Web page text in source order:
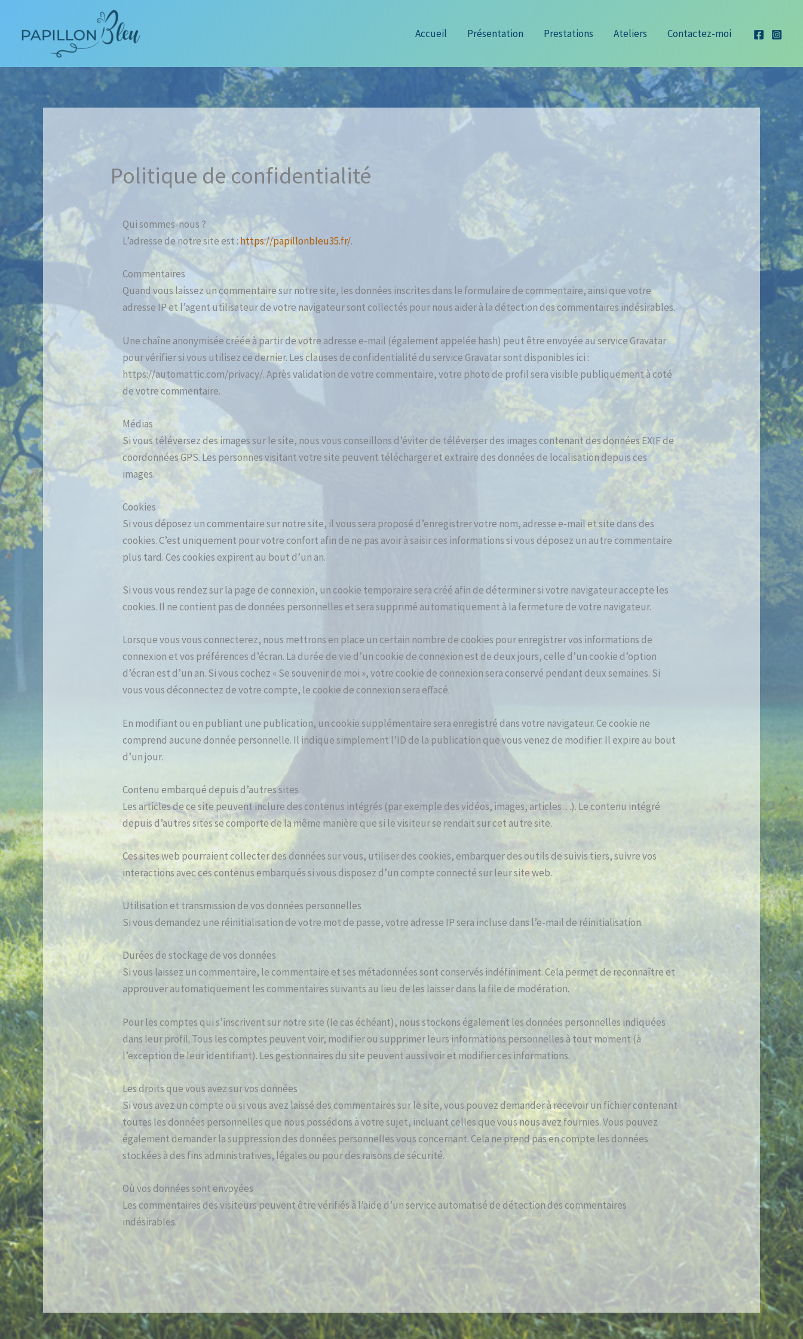
contenu
Accueil Présentation Prestations Ateliers Contactez-moi
Politique de confidentialité
Qui sommes-nous ?
L’adresse de notre site est :https://papillonbleu35.fr/.
Commentaires
Quand vous laissez un commentaire sur notre site, les données inscrites dans le formulaire de commentaire, ainsi que votre
adresse IP et l’agent utilisateur de votre navigateur sont collectés pour nous aider à la détection des commentaires indésirables.
Une chaîne anonymisée créée à partir de votre adresse e-mail (également appelée hash) peut être envoyée au service Gravatar
pour vérifier si vous utilisez ce dernier. Les clauses de confidentialité du service Gravatar sont disponibles ici :
https://automattic.com/privacy/. Après validation de votre commentaire, votre photo de profil sera visible publiquement à coté
de votre commentaire.
Médias
Si vous téléversez des images sur le site, nous vous conseillons d’éviter de téléverser des images contenant des données EXIF de
coordonnées GPS. Les personnes visitant votre site peuvent télécharger et extraire des données de localisation depuis ces
images.
Cookies
Si vous déposez un commentaire sur notre site, il vous sera proposé d’enregistrer votre nom, adresse e-mail et site dans des
cookies. C’est uniquement pour votre confort afin de ne pas avoir à saisir ces informations si vous déposez un autre commentaire
plus tard. Ces cookies expirent au bout d’un an.
Si vous vous rendez sur la page de connexion, un cookie temporaire sera créé afin de déterminer si votre navigateur accepte les
cookies. Il ne contient pas de données personnelles et sera supprimé automatiquement à la fermeture de votre navigateur.
Lorsque vous vous connecterez, nous mettrons en place un certain nombre de cookies pour enregistrer vos informations de
connexion et vos préférences d’écran. La durée de vie d’un cookie de connexion est de deux jours, celle d’un cookie d’option
d’écran est d’un an. Si vous cochez « Se souvenir de moi », votre cookie de connexion sera conservé pendant deux semaines. Si
vous vous déconnectez de votre compte, le cookie de connexion sera effacé.
En modifiant ou en publiant une publication, un cookie supplémentaire sera enregistré dans votre navigateur. Ce cookie ne
comprend aucune donnée personnelle. Il indique simplement l’ID de la publication que vous venez de modifier. Il expire au bout
d’un jour.
Contenu embarqué depuis d’autres sites
Les articles de ce site peuvent inclure des contenus intégrés (par exemple des vidéos, images, articles…). Le contenu intégré
depuis d’autres sites se comporte de la même manière que si le visiteur se rendait sur cet autre site.
Ces sites web pourraient collecter des données sur vous, utiliser des cookies, embarquer des outils de suivis tiers, suivre vos
interactions avec ces contenus embarqués si vous disposez d’un compte connecté sur leur site web.
Utilisation et transmission de vos données personnelles
Si vous demandez une réinitialisation de votre mot de passe, votre adresse IP sera incluse dans l’e-mail de réinitialisation.
Durées de stockage de vos données
Si vous laissez un commentaire, le commentaire et ses métadonnées sont conservés indéfiniment. Cela permet de reconnaître et
approuver automatiquement les commentaires suivants au lieu de les laisser dans la file de modération.
Pour les comptes qui s’inscrivent sur notre site (le cas échéant), nous stockons également les données personnelles indiquées
dans leur profil. Tous les comptes peuvent voir, modifier ou supprimer leurs informations personnelles à tout moment (à
l’exception de leur identifiant). Les gestionnaires du site peuvent aussi voir et modifier ces informations.
Les droits que vous avez sur vos données
Si vous avez un compte ou si vous avez laissé des commentaires sur le site, vous pouvez demander à recevoir un fichier contenant
toutes les données personnelles que nous possédons à votre sujet, incluant celles que vous nous avez fournies. Vous pouvez
également demander la suppression des données personnelles vous concernant. Cela ne prend pas en compte les données
stockées à des fins administratives, légales ou pour des raisons de sécurité.
Où vos données sont envoyées
Les commentaires des visiteurs peuvent être vérifiés à l’aide d’un service automatisé de détection des commentaires
indésirables.